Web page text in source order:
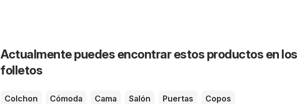
Actualmente puedes encontrar estos productos en los
folletos
Colchon Cómoda Cama Salón Puertas Copos